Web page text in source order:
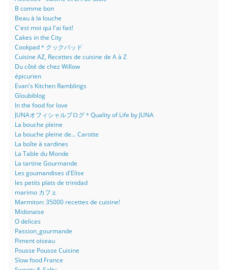
B comme bon
Beau à la louche
C'est moi qui l'ai fait!
Cakes in the City
Cookpad＊クックパッド
Cuisine AZ, Recettes de cuisine de A à Z
Du côté de chez Willow
épicurien
Evan's Kitchen Ramblings
Gloubiblog
In the food for love
JUNAオフィシャルブログ＊Quality of Life by JUNA
La bouche pleine
La bouche pleine de... Carotte
La boîte à sardines
La Table du Monde
La tartine Gourmande
Les goumandises d'Elise
les petits plats de trinidad
marimo カフェ
Marmiton: 35000 recettes de cuisine!
Midonaise
O delices
Passion_gourmande
Piment oiseau
Pousse Pousse Cuisine
Slow food France